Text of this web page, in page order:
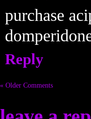
purchase
Reply
« Older Comments